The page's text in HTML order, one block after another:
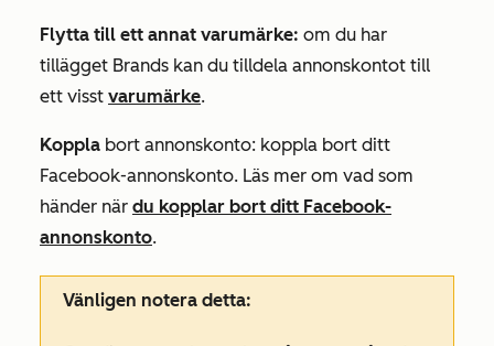
Flytta till ett annat varumärke: om du har
tillägget Brands kan du tilldela annonskontot till
ett visst varumärke.
Koppla bort annonskonto: koppla bort ditt
Facebook-annonskonto. Läs mer om vad som
händer när du kopplar bort ditt Facebook-
annonskonto.
Vänligen notera detta: